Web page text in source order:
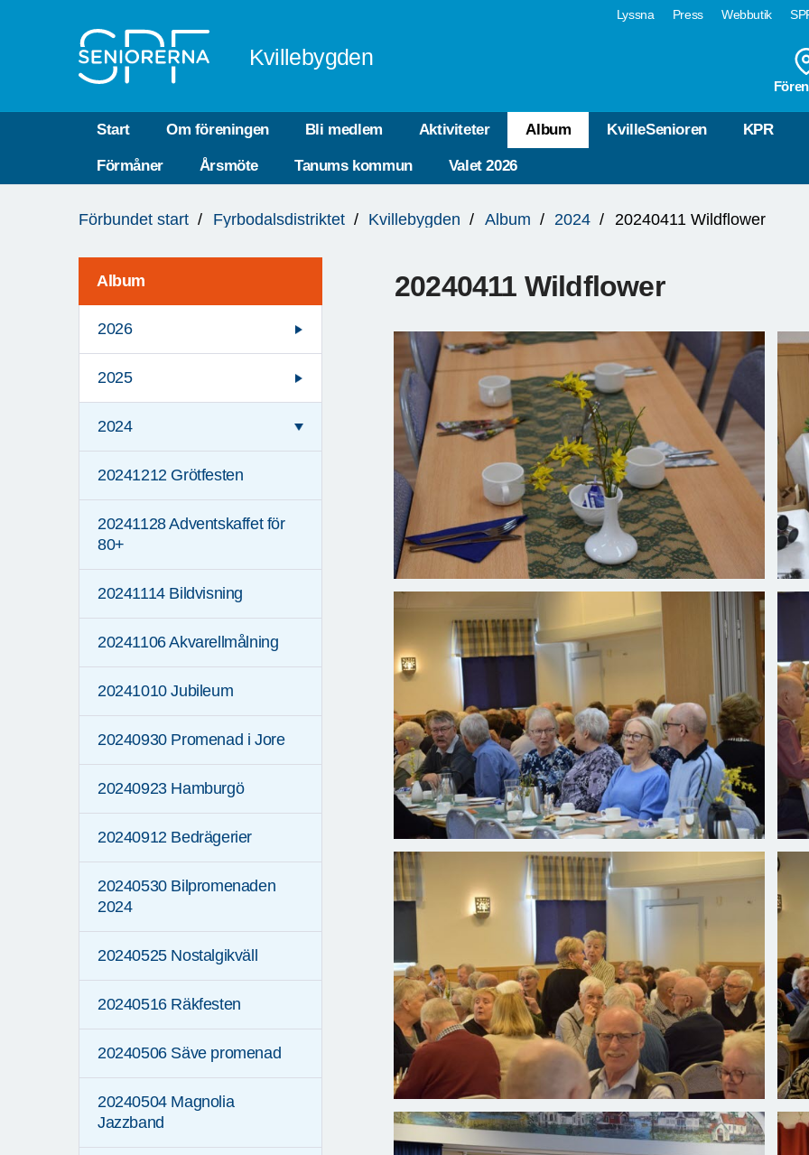
Lyssna Press Webbutik
Kvillebygden
Start Om föreningen Bli medlem Aktiviteter Album KvilleSenioren KPR
Förmåner Årsmöte Tanums kommun Valet 2026
är
Förbundet start Fyrbodalsdistriktet Kvillebygden Album 2024 20240411 Wildflower
Album
2026
2025
2024
20241212 Grötfesten
20241128 Adventskaffet för
80+
20241114 Bildvisning
20241106 Akvarellmålning
20241010 Jubileum
20240930 Promenad i Jore
20240923 Hamburgö
20240912 Bedrägerier
20240530 Bilpromenaden
2024
20240525 Nostalgikväll
20240516 Räkfesten
20240506 Säve promenad
20240504 Magnolia
Jazzband
20240411 Wildflower